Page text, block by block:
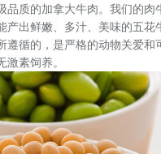
品质的加拿大牛肉。我们的
产出鲜嫩、多汁、美味的五花
遵循的，是严格的动物关爱
素饲养。